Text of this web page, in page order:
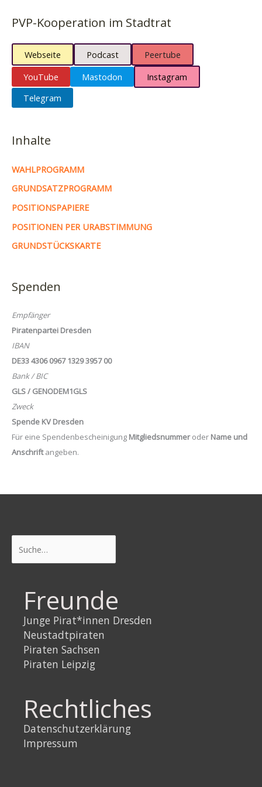
PVP-Kooperation im Stadtrat
Webseite Podcast
Peertube
YouTube
Mastodon
Instagram
Telegram
Inhalte
WAHLPROGRAMM
GRUNDSATZPROGRAMM
POSITIONSPAPIERE
POSITIONEN PER URABSTIMMUNG
GRUNDSTÜCKSKARTE
Spenden
Empfänger
Piratenpartei Dresden
IBAN
DE33 4306 0967 1329 3957 00
Bank / BIC
GLS / GENODEM1GLS
Zweck
Spende KV Dresden
Für eine Spendenbescheinigung Mitgliedsnummeroder Name und
Anschriftangeben.
Freunde
Junge Pirat*innen Dresden
Neustadtpiraten
Piraten Sachsen
Piraten Leipzig
Rechtliches
Datenschutzerklärung
Impressum